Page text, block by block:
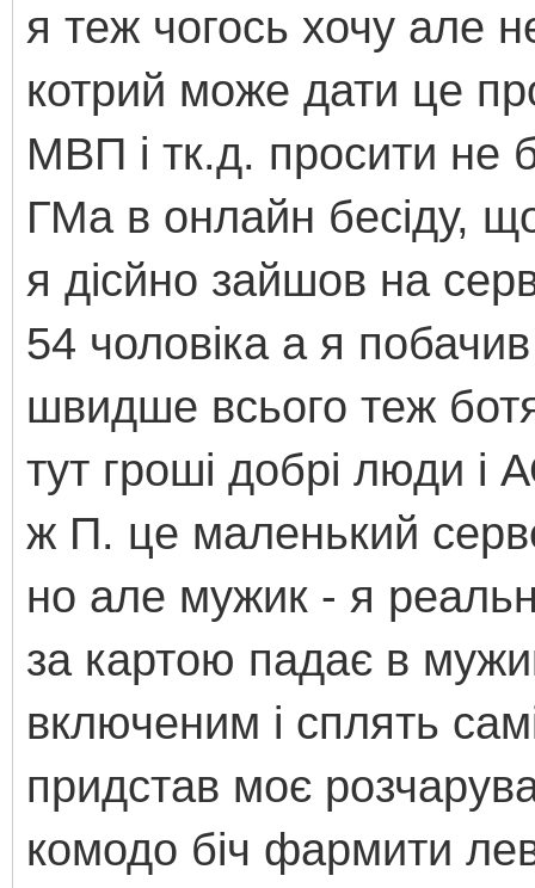
я теж чогось хочу але
котрий може дати це
МВП і тк.д. просити не
ГМа в онлайн бесіду,
я дісйно зайшов на
54 чоловіка а я
швидше всього теж
тут гроші добрі люди
ж П. це маленький
но але мужик - я
за картою падає в
включеним і сплять
придстав моє
комодо біч фармити